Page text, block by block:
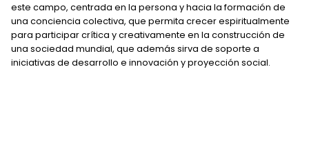
este campo, centrada en la persona y hacia la formación de
una conciencia colectiva, que permita crecer espiritualmente
para participar crítica y creativamente en la construcción de
una sociedad mundial, que además sirva de soporte a
iniciativas de desarrollo e innovación y proyección social.